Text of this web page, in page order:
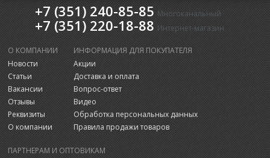
+7 (351) 240-85-85 Многоканальный
+7 (351) 220-18-88 Интернет-магазин
О КОМПАНИИ
Новости
Статьи
Вакансии
Отзывы
Реквизиты
О компании
ИНФОРМАЦИЯ ДЛЯ ПОКУПАТЕЛЯ
Акции
Доставка и оплата
Вопрос-ответ
Видео
Обработка персональных данных
Правила продажи товаров
ПАРТНЕРАМ И ОПТОВИКАМ